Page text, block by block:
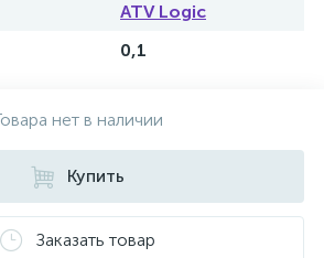
ATV Logic
0,1
нет в наличии
Купить
Заказать товар